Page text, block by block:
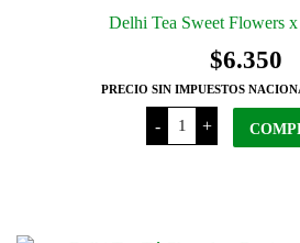
Delhi Tea Sweet Flowers
$6.350
PRECIO SIN IMPUESTOS
-
Delhi
Tea
Sweet
+